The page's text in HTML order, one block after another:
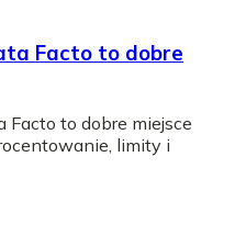
Facto to dobre
Facto to dobre miejsce
limity i